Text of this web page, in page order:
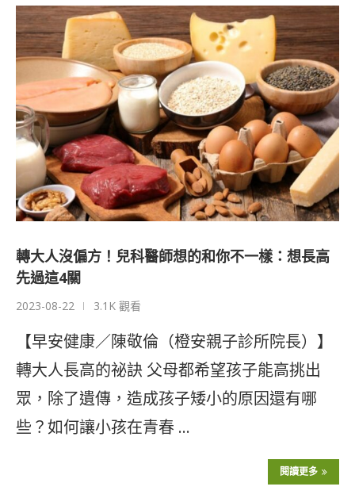
轉大人沒偏方！兒科醫師想的和你不一樣：想長高
先過這4關
2023-08-22 3.1K 觀看
【早安健康／陳敬倫（橙安親子診所院長）】
轉大人長高的祕訣 父母都希望孩子能高挑出
眾，除了遺傳，造成孩子矮小的原因還有哪
些？如何讓小孩在青春 …
閱讀更多